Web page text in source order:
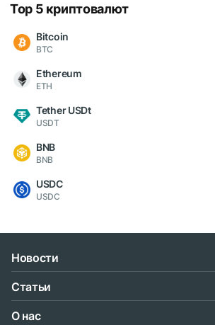
Top 5 криптовалют
Bitcoin
BTC
Ethereum
ETH
Tether USDt
USDT
BNB
BNB
USDC
USDC
Новости
Статьи
О нас